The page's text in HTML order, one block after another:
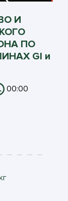
И
ПО
GI и
00:00